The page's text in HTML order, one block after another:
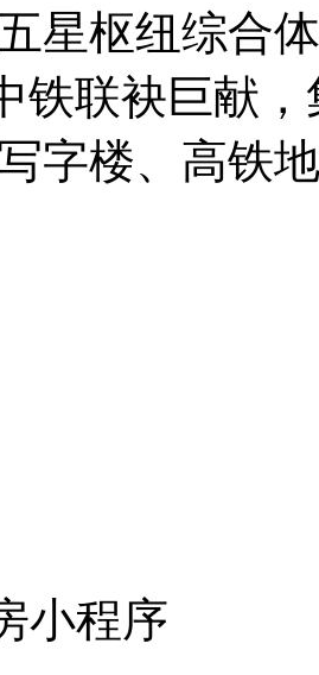
五星枢纽综合
铁联袂巨献
字楼、高铁
小程序